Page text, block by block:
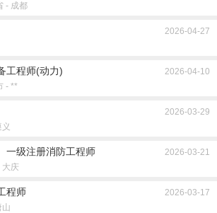
- 成都
2026-04-27
工程师(动力)
2026-04-10
- **
2026-03-29
一级注册消防工程师
2026-03-21
大庆
程师
2026-03-17
山